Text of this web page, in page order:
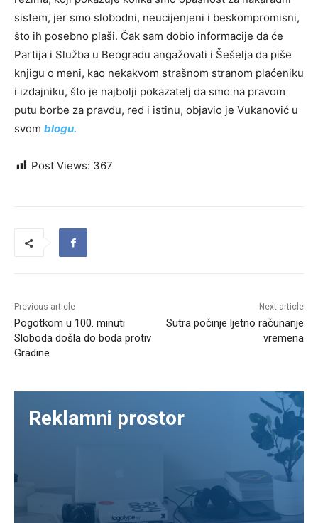
sistem, jer smo slobodni, neucijenjeni i beskompromisni,
što ih posebno plaši. Čak sam dobio informacije da će
Partija i Služba u Beogradu angažovati i Šešelja da piše
knjigu o meni, kao nekakvom strašnom stranom plaćeniku
i izdajniku, što je najbolji pokazatelj da smo na pravom
putu borbe za pravdu, red i istinu, objavio je Vukanović u
svom blogu.
Post Views: 367
Previous article
Pogotkom u 100. minuti
Sloboda došla do boda protiv
Gradine
Next article
Sutra počinje ljetno računanje
vremena
Reklamni prostor